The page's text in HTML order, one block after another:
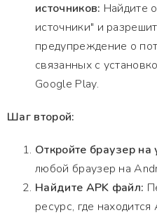
источников: Найдите
источники" и
предупреждение о
связанных с
Google Play.
Шаг второй:
Откройте браузер на
любой браузер на
Найдите APK файл:
ресурс, где